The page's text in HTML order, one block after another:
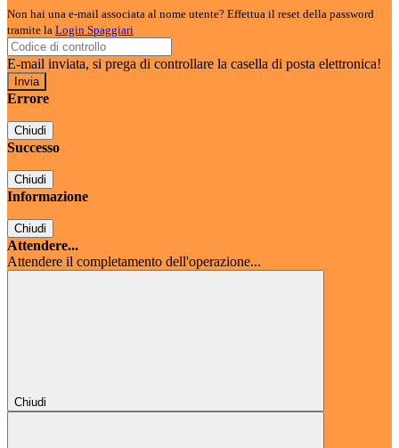
Non hai una e-mail associata al nome utente? Effettua il reset della password
tramite la Login Spaggiari
E-mail inviata, si prega di controllare la casella di posta elettronica!
Errore
Chiudi
Successo
Chiudi
Informazione
Chiudi
Attendere...
Attendere il completamento dell'operazione...
Chiudi